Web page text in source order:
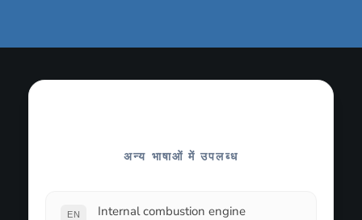
अन्य भाषाओं में उपलब्ध
EN Internal combustion engine